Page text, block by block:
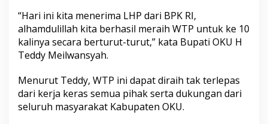
d
a
r
B
K
“Hari ini kita menerima LHP dari BPK RI,
alhamdulillah kita berhasil meraih WTP untuk ke 10
kalinya secara berturut-turut,” kata Bupati OKU H
Teddy Meilwansyah.
Menurut Teddy, WTP ini dapat diraih tak terlepas
dari kerja keras semua pihak serta dukungan dari
seluruh masyarakat Kabupaten OKU.